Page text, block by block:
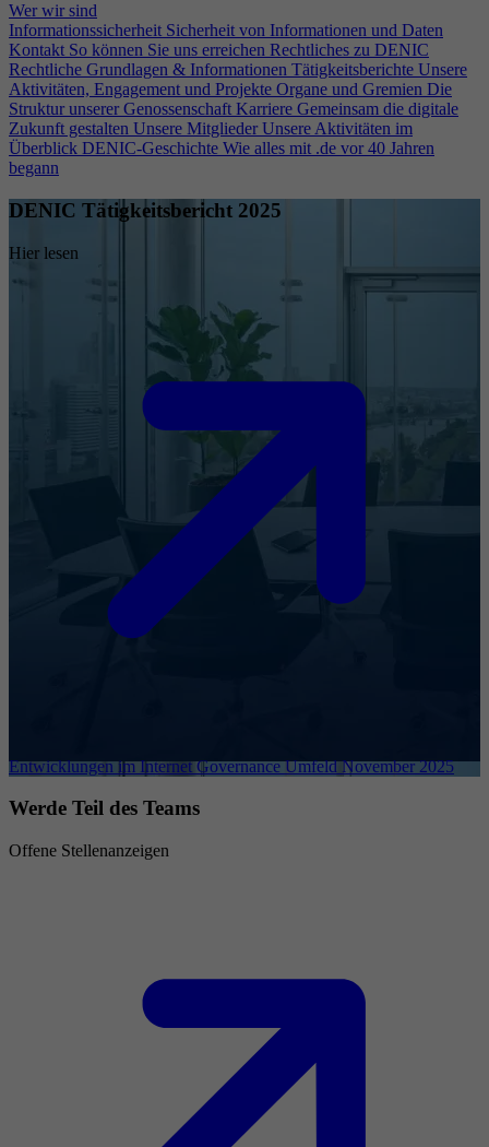
Wer wir sind
Informationssicherheit Sicherheit von Informationen und Daten
Kontakt So können Sie uns erreichen Rechtliches zu DENIC
Rechtliche Grundlagen & Informationen Tätigkeitsberichte Unsere
Aktivitäten, Engagement und Projekte Organe und Gremien Die
Struktur unserer Genossenschaft Karriere Gemeinsam die digitale
Zukunft gestalten Unsere Mitglieder Unsere Aktivitäten im
Überblick DENIC-Geschichte Wie alles mit .de vor 40 Jahren
begann
DENIC Tätigkeitsbericht 2025
Hier lesen
Entwicklungen im Internet Governance Umfeld November 2025
Werde Teil des Teams
Offene Stellenanzeigen